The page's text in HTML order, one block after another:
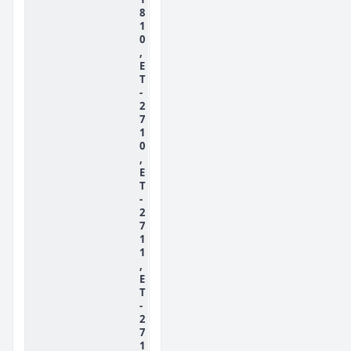
8
1
0
,
E
T
-
2
7
1
0
,
E
T
-
2
7
1
1
,
E
T
-
2
7
1